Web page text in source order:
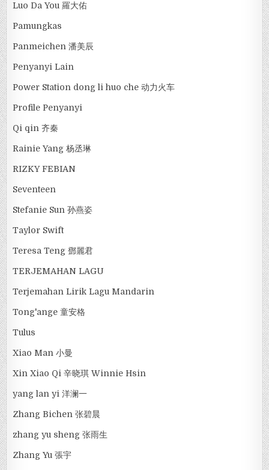
Luo Da You 羅大佑
Pamungkas
Panmeichen 潘美辰
Penyanyi Lain
Power Station dong li huo che 动力火车
Profile Penyanyi
Qi qin 齐秦
Rainie Yang 杨丞琳
RIZKY FEBIAN
Seventeen
Stefanie Sun 孙燕姿
Taylor Swift
Teresa Teng 鄧麗君
TERJEMAHAN LAGU
Terjemahan Lirik Lagu Mandarin
Tong'ange 童安格
Tulus
Xiao Man 小曼
Xin Xiao Qi 辛晓琪 Winnie Hsin
yang lan yi 洋澜一
Zhang Bichen 张碧晨
zhang yu sheng 张雨生
Zhang Yu 張宇